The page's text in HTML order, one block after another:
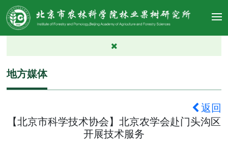
地方媒体
返回
【北京市科学技术协会】北京农学会赴门头沟区
开展技术服务